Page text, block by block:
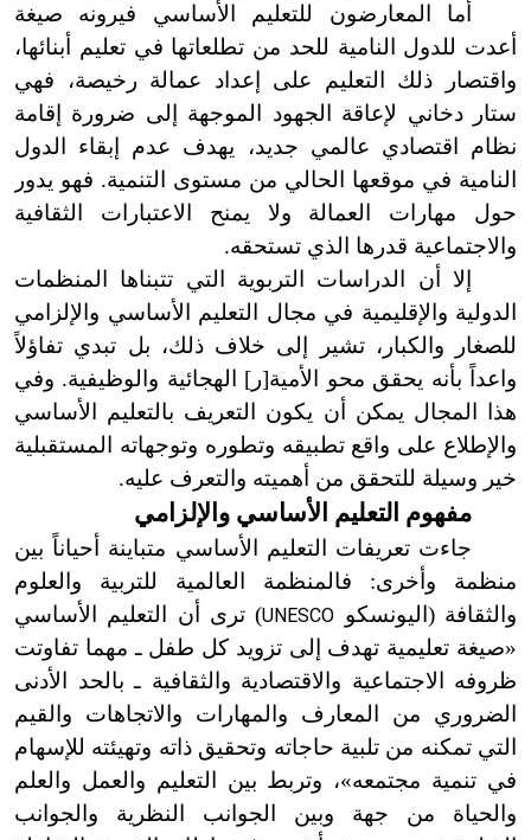
أما المعارضون للتعليم الأساسي فيرونه صيغة
أعدت للدول النامية للحد من تطلعاتها في تعليم أبنائها،
واقتصار ذلك التعليم على إعداد عمالة رخيصة، فهي
ستار دخاني لإعاقة الجهود الموجهة إلى ضرورة إقامة
نظام اقتصادي عالمي جديد، يهدف عدم إبقاء الدول
النامية في موقعها الحالي من مستوى التنمية. فهو يدور
حول مهارات العمالة ولا يمنح الاعتبارات الثقافية
والاجتماعية قدرها الذي تستحقه.
إلا أن الدراسات التربوية التي تتبناها المنظمات
الدولية والإقليمية في مجال التعليم الأساسي والإلزامي
للصغار والكبار، تشير إلى خلاف ذلك، بل تبدي تفاؤلاً
واعداً بأنه يحقق محو الأمية[ر ] الهجائية والوظيفية. وفي
هذا المجال يمكن أن يكون التعريف بالتعليم الأساسي
والإطلاع على واقع تطبيقه وتطوره وتوجهاته المستقبلية
خير وسيلة للتحقق من أهميته والتعرف عليه.
مفهوم التعليم الأساسي والإلزامي
جاءت تعريفات التعليم الأساسي متباينة أحياناً بين
منظمة وأخرى: فالمنظمة العالمية للتربية والعلوم
والثقافة (اليونسكو UNESCO) ترى أن التعليم الأساسي
«صيغة تعليمية تهدف إلى تزويد كل طفل ـ مهما تفاوتت
ظروفه الاجتماعية والاقتصادية والثقافية ـ بالحد الأدنى
الضروري من المعارف والمهارات والاتجاهات والقيم
التي تمكنه من تلبية حاجاته وتحقيق ذاته وتهيئته للإسهام
في تنمية مجتمعه»، وتربط بين التعليم والعمل والعلم
والحياة من جهة وبين الجوانب النظرية والجوانب